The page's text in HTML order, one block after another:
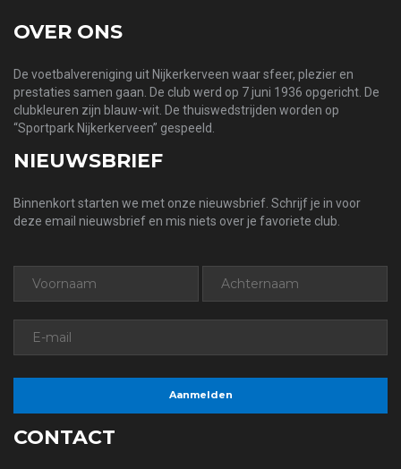
OVER ONS
De voetbalvereniging uit Nijkerkerveen waar sfeer, plezier en
prestaties samen gaan. De club werd op 7 juni 1936 opgericht. De
clubkleuren zijn blauw-wit. De thuiswedstrijden worden op
“Sportpark Nijkerkerveen” gespeeld.
NIEUWSBRIEF
Binnenkort starten we met onze nieuwsbrief. Schrijf je in voor
deze email nieuwsbrief en mis niets over je favoriete club.
CONTACT